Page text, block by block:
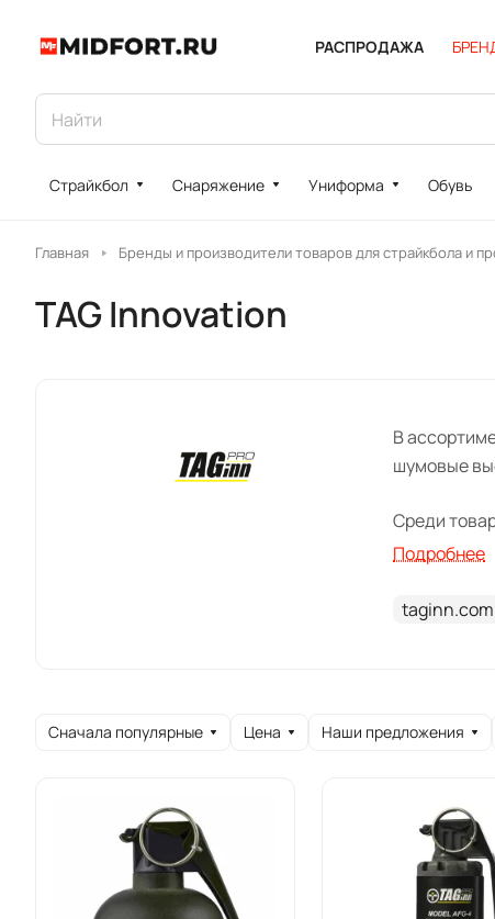
РАСПРОДАЖА
Страйкбол Снаряжение Униформа Обувь
Главная Бренды и производители товаров для страйкбола и
TAG Innovation
В
шумовые
Среди
Дымовые
Игровые
Подробнее
taginn.com
Сначала популярные Цена Наши предложения